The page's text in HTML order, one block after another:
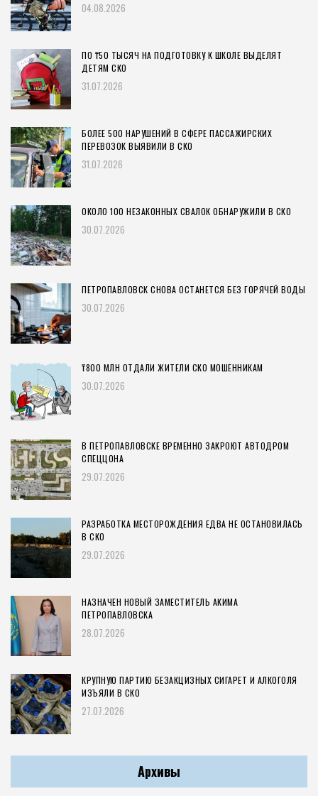
04.08.2026
ПО ₸50 ТЫСЯЧ НА ПОДГОТОВКУ К ШКОЛЕ ВЫДЕЛЯТ
ДЕТЯМ СКО
31.07.2026
БОЛЕЕ 500 НАРУШЕНИЙ В СФЕРЕ ПАССАЖИРСКИХ
ПЕРЕВОЗОК ВЫЯВИЛИ В СКО
31.07.2026
ОКОЛО 100 НЕЗАКОННЫХ СВАЛОК ОБНАРУЖИЛИ В СКО
30.07.2026
ПЕТРОПАВЛОВСК СНОВА ОСТАНЕТСЯ БЕЗ ГОРЯЧЕЙ ВОДЫ
30.07.2026
₸800 МЛН ОТДАЛИ ЖИТЕЛИ СКО МОШЕННИКАМ
30.07.2026
В ПЕТРОПАВЛОВСКЕ ВРЕМЕННО ЗАКРОЮТ АВТОДРОМ
СПЕЦЦОНА
29.07.2026
РАЗРАБОТКА МЕСТОРОЖДЕНИЯ ЕДВА НЕ ОСТАНОВИЛАСЬ
В СКО
29.07.2026
НАЗНАЧЕН НОВЫЙ ЗАМЕСТИТЕЛЬ АКИМА
ПЕТРОПАВЛОВСКА
28.07.2026
КРУПНУЮ ПАРТИЮ БЕЗАКЦИЗНЫХ СИГАРЕТ И АЛКОГОЛЯ
ИЗЪЯЛИ В СКО
27.07.2026
Архивы